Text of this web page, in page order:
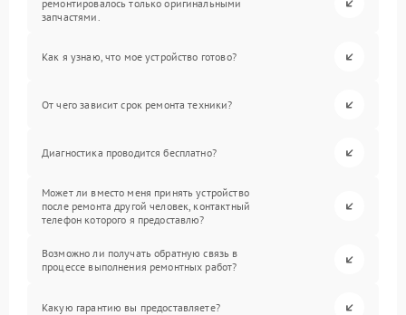
ремонтировалось только оригинальными
запчастями.
Как я узнаю, что мое устройство готово?
От чего зависит срок ремонта техники?
Диагностика проводится бесплатно?
Может ли вместо меня принять устройство
после ремонта другой человек, контактный
телефон которого я предоставлю?
Возможно ли получать обратную связь в
процессе выполнения ремонтных работ?
Какую гарантию вы предоставляете?